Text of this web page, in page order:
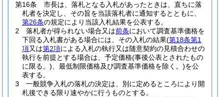
第16条
市長は、落札となる入札があったときは、直ちに落
札者を決定し、その旨を当該落札者に通知するとともに、
第26条の規定により当該入札結果を公表する。
2
落札者が得られない場合又は前条において調査基準価格を
下回る入札書がある場合には、その入札の結果(第18条第1
項又は第2項による入札の執行又は随意契約の見積合わせの
執行を前提とする場合は、予定価格(事後公表とされたもの
に限る。) 、最低制限価格及び調査基準価格を除く。)を公
表する。
3
一般競争入札の落札の決定は、別に定めるところにより開
札後できる限り速やかに行うものとする。